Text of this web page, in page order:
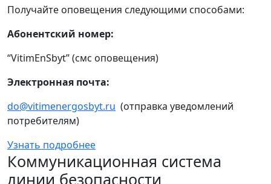
Получайте оповещения следующими способами:
Абонентский номер:
“VitimEnSbyt” (смс оповещения)
Электронная почта:
do@vitimenergosbyt.ru (отправка уведомлений
потребителям)
Узнать подробнее
Коммуникационная система
линии безопасности